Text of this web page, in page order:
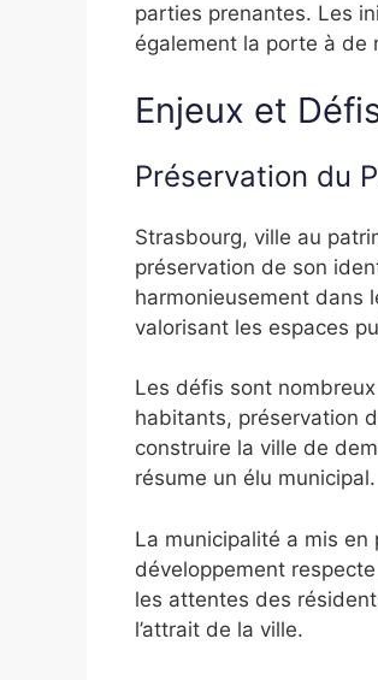
parties prenantes. Les
également la porte à de
Enjeux et
Préservation du
Strasbourg, ville au
préservation de son
harmonieusement dans
valorisant les espaces
Les défis sont
habitants, préservation
construire la ville de
résume un élu municipal.
La municipalité a mis en
développement
les attentes des
l’attrait de la ville.